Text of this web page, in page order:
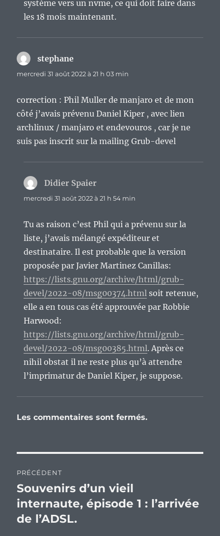
système vers un nvme, ce qui doit faire dans
les 18 mois maintenant.
stephane
mercredi 31 août 2022 à 21 h 03 min
correction : Phil Muller de manjaro et de mon
côté j’avais prévenu Daniel Kiper , avec lien
archlinux / manjaro et endevouros , car je ne
suis pas inscrit sur la mailing Grub-devel
Didier Spaier
mercredi 31 août 2022 à 21 h 54 min
Tu as raison c’est Phil qui a prévenu sur la
liste, j’avais mélangé expéditeur et
destinataire. Il est probable que la version
proposée par Javier Martinez Canillas:
https://lists.gnu.org/archive/html/grub-
devel/2022-08/msg00374.html soit retenue,
elle a en tous cas été approuvée par Robbie
Harwood:
https://lists.gnu.org/archive/html/grub-
devel/2022-08/msg00385.html. Après ce
nihil obstat il ne reste plus qu’à attendre
l’imprimatur de Daniel Kiper, je suppose.
Les commentaires sont fermés.
de
l’article
PRÉCÉDENT
Publication
précédente :
Souvenirs d’un vieil
internaute, épisode 1 : l’arrivée
de l’ADSL.